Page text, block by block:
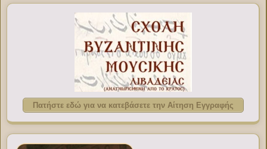
Πατήστε εδώ για να κατεβάσετε την Αίτηση Εγγραφής